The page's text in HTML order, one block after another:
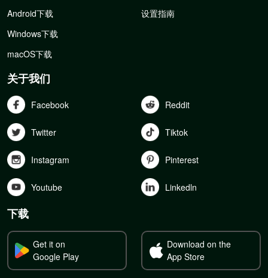
Android下载
Windows下载
macOS下载
设置指南
关于我们
Facebook Reddit
Twitter Tiktok
Instagram Pinterest
Youtube Linkedln
下载
Get it on
Google Play
Download on the
App Store